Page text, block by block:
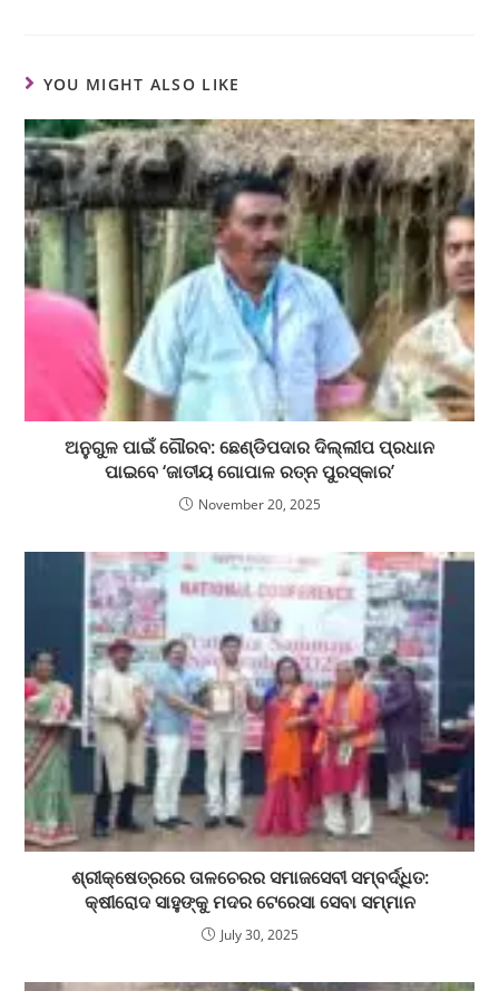
YOU MIGHT ALSO LIKE
ଅନୁଗୁଳ ପାଇଁ ଗୌରବ: ଛେଣ୍ଡିପଦାର ଦିଲ୍ଲୀପ ପ୍ରଧାନ
ପାଇବେ ‘ଜାତୀୟ ଗୋପାଳ ରତ୍ନ ପୁରସ୍କାର’
November 20, 2025
ଶ୍ରୀକ୍ଷେତ୍ରରେ ତାଳଚେରର ସମାଜସେବୀ ସମ୍ବର୍ଦ୍ଧିତ:
କ୍ଷୀରୋଦ ସାହୁଙ୍କୁ ମଦର ଟେରେସା ସେବା ସମ୍ମାନ
July 30, 2025